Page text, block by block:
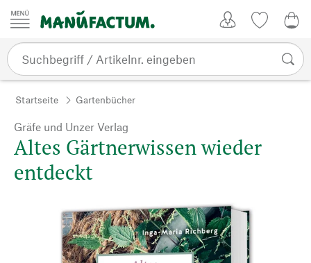
Zum Inhalt springen
Startseite Gartenbücher
Gräfe und Unzer Verlag
Altes Gärtnerwissen wieder
entdeckt